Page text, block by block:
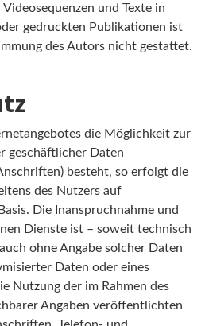
und Texte in
gedruckten Publikationen ist
des Autors nicht gestattet.
die Möglichkeit zur
geschäftlicher Daten
besteht, so erfolgt die
des Nutzers auf
Die Inanspruchnahme und
Dienste ist – soweit technisch
ohne Angabe solcher Daten
Daten oder eines
Nutzung der im Rahmen des
Angaben veröffentlichten